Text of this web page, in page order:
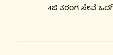
4ಜಿ ತರಂಗ ಸೇವೆ